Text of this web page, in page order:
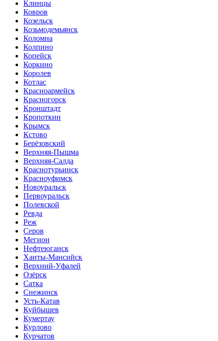
Клинцы
Ковров
Козельск
Козьмодемьянск
Коломна
Колпино
Копейск
Коркино
Королев
Котлас
Красноармейск
Красногорск
Кронштадт
Кропоткин
Крымск
Кстово
Берёзовский
Верхняя-Пышма
Верхняя-Салда
Краснотурьинск
Красноуфимск
Новоуральск
Первоуральск
Полевской
Ревда
Реж
Серов
Мегион
Нефтеюганск
Ханты-Мансийск
Верхний-Уфалей
Озёрск
Сатка
Снежинск
Усть-Катав
Куйбышев
Кумертау
Курлово
Курчатов